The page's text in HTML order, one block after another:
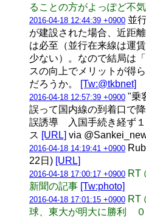
ることの方がよっぽど不
2016-04-18 12:44:39 +0900 並
が建設された場合、近距
は必至（並行在来線は運
少ない）。なので結局は
スの向上でメリットが得
だろうか。
[Tw:@tkbnet]
2016-04-18 12:57:39 +0900 "乗
誤って国内線の到着口で
誤誘導 入国手続き経ず
ス [URL] via
2016-04-18 14:19:41 +0900
22日) [URL]
2016-04-18 17:00:17 +0900 RT
新聞の記事 [Tw:photo]
2016-04-18 17:01:15 +0900 RT
球、東大が明大に勝利